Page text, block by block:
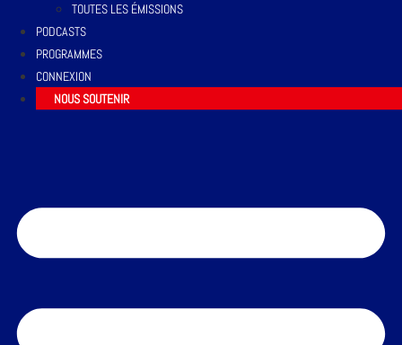
TOUTES LES ÉMISSIONS
PODCASTS
PROGRAMMES
CONNEXION
NOUS SOUTENIR